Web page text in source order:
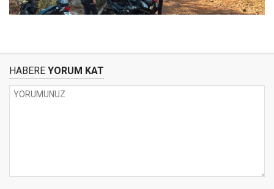
HABERE YORUM KAT